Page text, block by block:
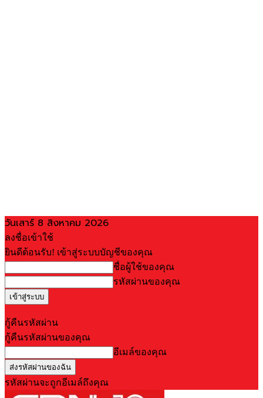
วันเสาร์ 8 สิงหาคม 2026
ลงชื่อเข้าใช้
ยินดีต้อนรับ! เข้าสู่ระบบบัญชีของคุณ
ชื่อผู้ใช้ของคุณ
รหัสผ่านของคุณ
กู้คืนรหัสผ่าน
กู้คืนรหัสผ่านของคุณ
อีเมล์ของคุณ
รหัสผ่านจะถูกอีเมล์ถึงคุณ